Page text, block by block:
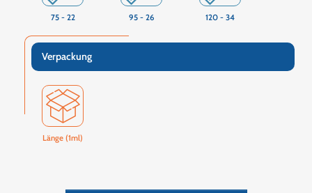
75 - 22 95 - 26 120 - 34
Verpackung
Länge (1ml)